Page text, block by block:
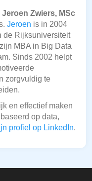
Jeroen Zwiers, MSc
Jeroen is in 2004
de Rijksuniversiteit
MBA in Big Data
Sinds 2002 helpt
zorgvuldig te
en effectief maken
op data,
profiel op LinkedIn.